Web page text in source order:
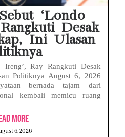
‘Londo
Desak
Ini Ulasan
Ireng’, Ray Rangkuti Desak
Politiknya August 6, 2026
bernada tajam dari
kembali memicu ruang
More
6, 2026